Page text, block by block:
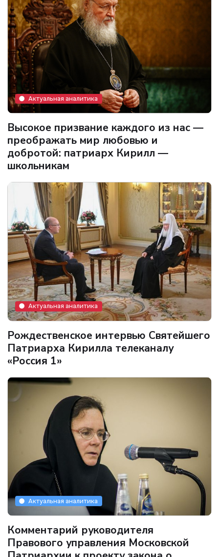
Актуальная аналитика
Высокое призвание каждого из нас —
преображать мир любовью и
добротой: патриарх Кирилл —
школьникам
Актуальная аналитика
Рождественское интервью Святейшего
Патриарха Кирилла телеканалу
«Россия 1»
Актуальная аналитика
Комментарий руководителя
Правового управления Московской